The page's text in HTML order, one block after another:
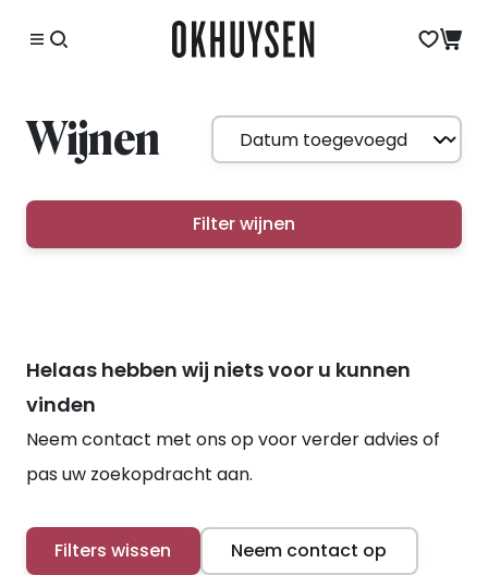
Wijnen
Filter wijnen
Helaas hebben wij niets voor u kunnen
vinden
Neem contact met ons op voor verder advies of
pas uw zoekopdracht aan.
Filters wissen Neem contact op